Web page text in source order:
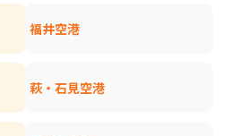
福井空港
萩・石見空港